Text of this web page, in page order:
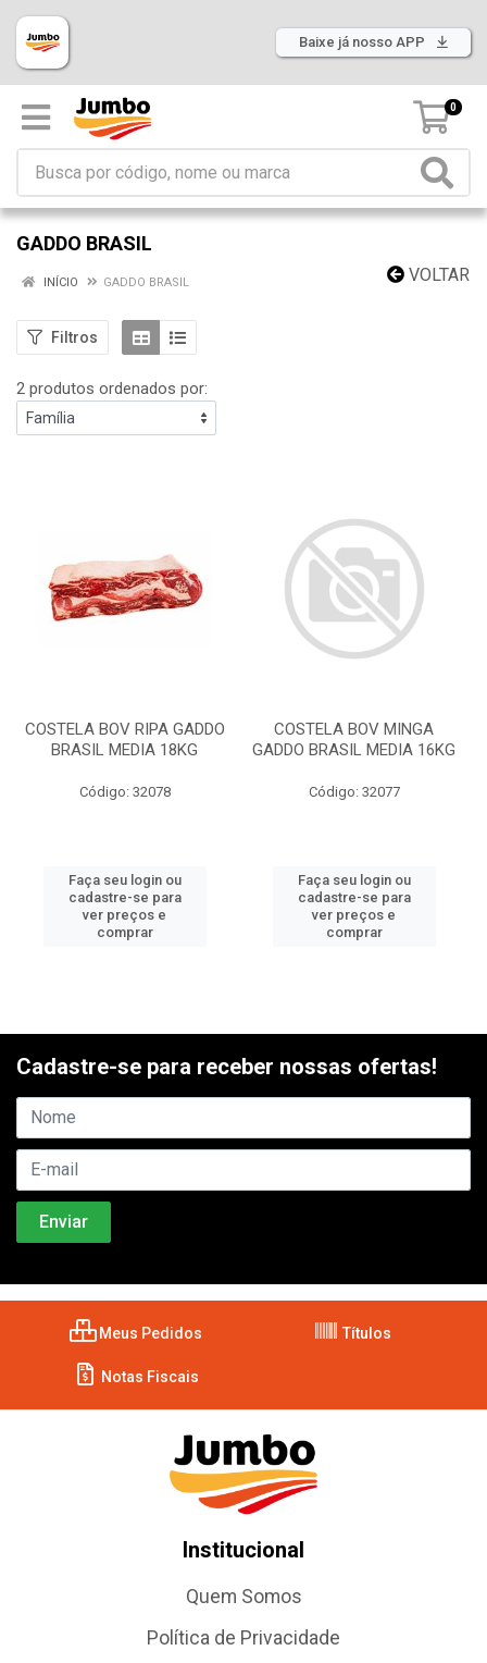
Baixe já nosso APP
0
GADDO BRASIL
VOLTAR
INÍCIO GADDO BRASIL
Filtros
2 produtos ordenados por:
COSTELA BOV RIPA GADDO
BRASIL MEDIA 18KG
Código: 32078
Faça seu login ou
cadastre-se para
ver preços e
comprar
COSTELA BOV MINGA
GADDO BRASIL MEDIA 16KG
Código: 32077
Faça seu login ou
cadastre-se para
ver preços e
comprar
Cadastre-se para receber nossas ofertas!
Meus Pedidos Títulos
Notas Fiscais
Institucional
Quem Somos
Política de Privacidade